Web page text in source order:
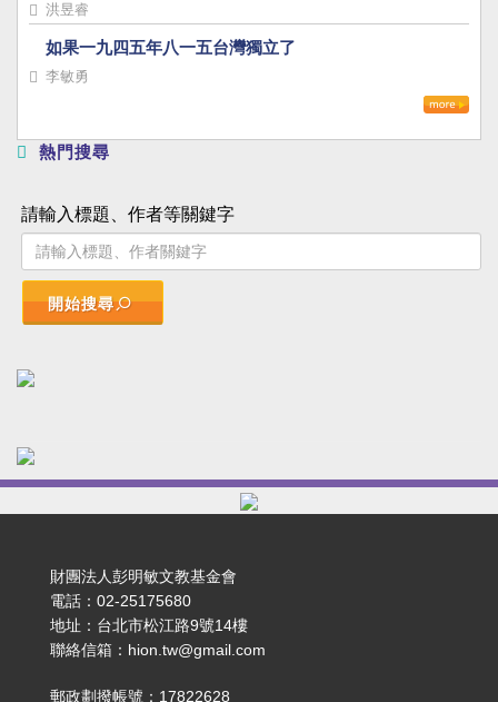
洪昱睿
如果一九四五年八一五台灣獨立了
李敏勇
熱門搜尋
請輸入標題、作者等關鍵字
開始搜尋
財團法人彭明敏文教基金會
電話：02-25175680
地址：台北市松江路9號14樓
聯絡信箱：hion.tw@gmail.com
郵政劃撥帳號：17822628